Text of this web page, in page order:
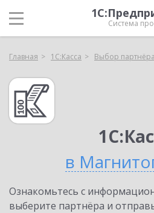
Система
Главная 1С:Касса Выбор партнёра
в
Ознакомьтесь с
выберите партнёра и